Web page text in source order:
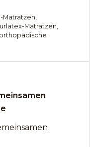
Matratzen,
Matratzen,